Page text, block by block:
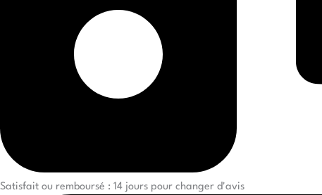
Satisfait ou remboursé : 14 jours pour changer d'avis